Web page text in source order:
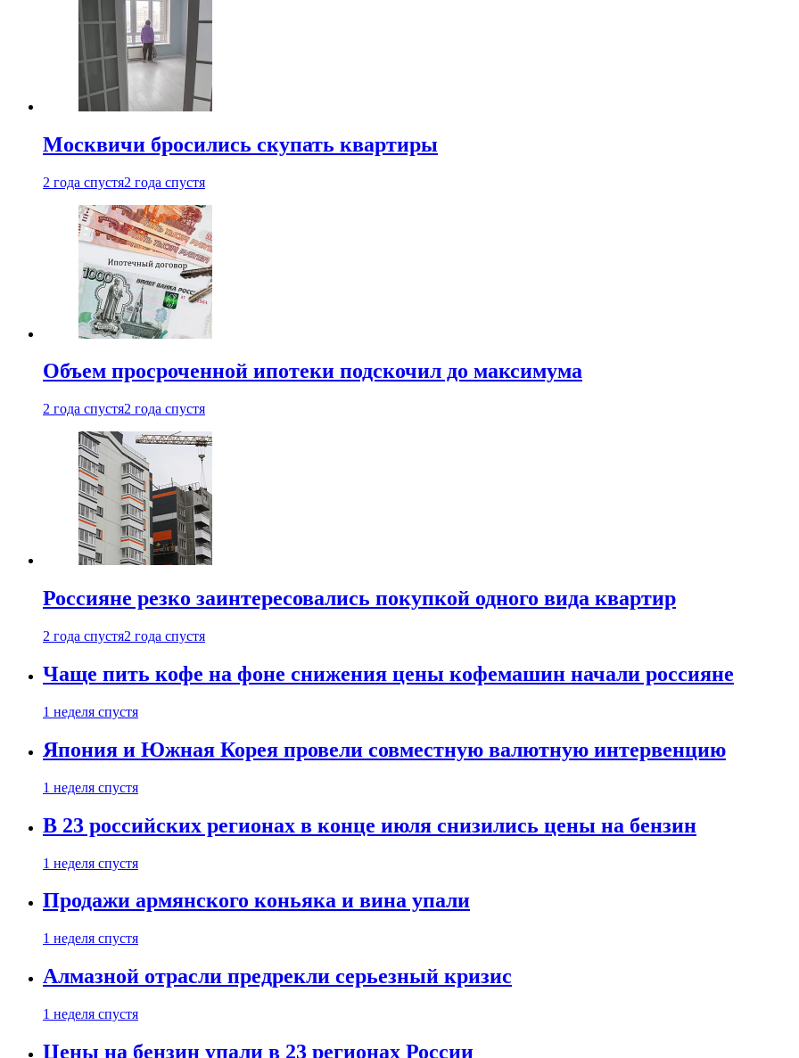
Москвичи бросились скупать квартиры
2 года спустя2 года спустя
Объем просроченной ипотеки подскочил до максимума
2 года спустя2 года спустя
Россияне резко заинтересовались покупкой одного вида квартир
2 года спустя2 года спустя
Чаще пить кофе на фоне снижения цены кофемашин начали россияне
1 неделя спустя
Япония и Южная Корея провели совместную валютную интервенцию
1 неделя спустя
В 23 российских регионах в конце июля снизились цены на бензин
1 неделя спустя
Продажи армянского коньяка и вина упали
1 неделя спустя
Алмазной отрасли предрекли серьезный кризис
1 неделя спустя
Цены на бензин упали в 23 регионах России